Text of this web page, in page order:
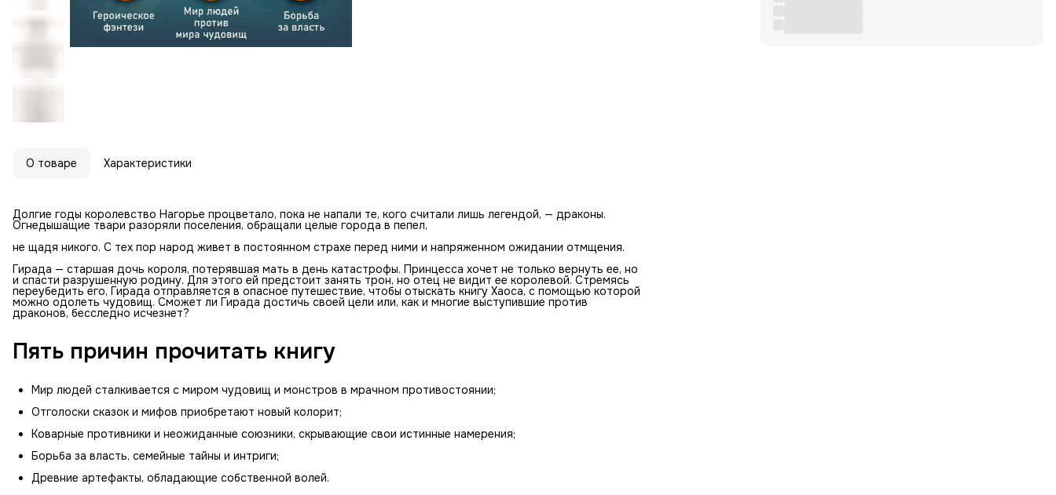
О товаре Характеристики
Долгие годы королевство Нагорье процветало, пока не напали те, кого считали лишь легендой, — драконы.
Огнедышащие твари разоряли поселения, обращали целые города в пепел,
не щадя никого. С тех пор народ живет в постоянном страхе перед ними и напряженном ожидании отмщения.
Гирада — старшая дочь короля, потерявшая мать в день катастрофы. Принцесса хочет не только вернуть ее, но
и спасти разрушенную родину. Для этого ей предстоит занять трон, но отец не видит ее королевой. Стремясь
переубедить его, Гирада отправляется в опасное путешествие, чтобы отыскать книгу Хаоса, с помощью которой
можно одолеть чудовищ. Сможет ли Гирада достичь своей цели или, как и многие выступившие против
драконов, бесследно исчезнет?
Пять причин прочитать книгу
Мир людей сталкивается с миром чудовищ и монстров в мрачном противостоянии;
Отголоски сказок и мифов приобретают новый колорит;
Коварные противники и неожиданные союзники, скрывающие свои истинные намерения;
Борьба за власть, семейные тайны и интриги;
Древние артефакты, обладающие собственной волей.